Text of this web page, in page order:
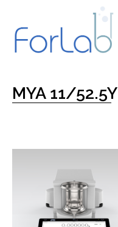
MYA 11/52.5Y